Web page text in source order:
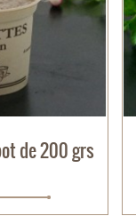
de 200 grs